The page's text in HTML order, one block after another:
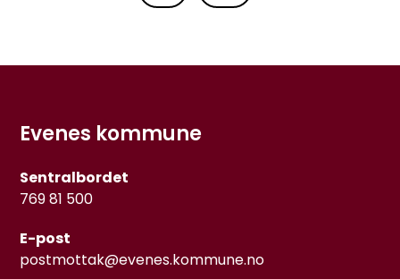
Evenes kommune
Sentralbordet
769 81 500
E-post
postmottak@evenes.kommune.no